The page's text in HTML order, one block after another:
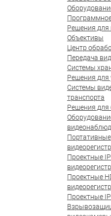
Решения для
Объективы
Центр
Передача
Системы
Решения для
Системы
транспорта
Решения для
Портативные
Проектные
Проектные
Проектные